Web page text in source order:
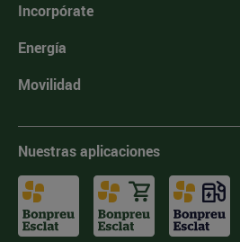
Incorpórate
Energía
Movilidad
Nuestras aplicaciones